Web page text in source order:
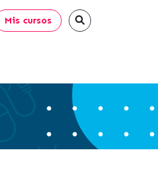
Mis cursos